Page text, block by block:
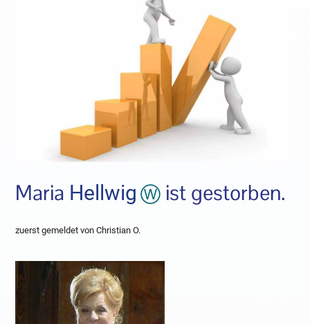
Maria Hellwig ist gestorben.
zuerst gemeldet von Christian O.